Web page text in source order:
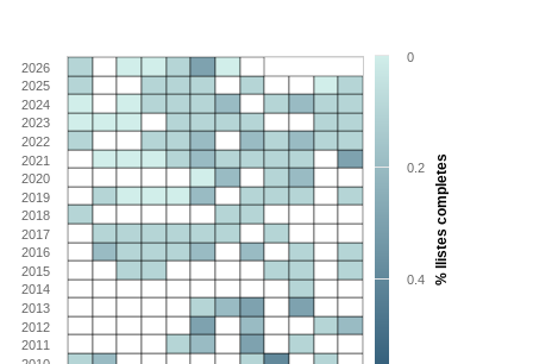
0
0.2
0.4 % llistes completes
2011
2012
2013
2014
2015
2016
2017
2018
2019
2020
2021
2022
2023
2024
2025
2026